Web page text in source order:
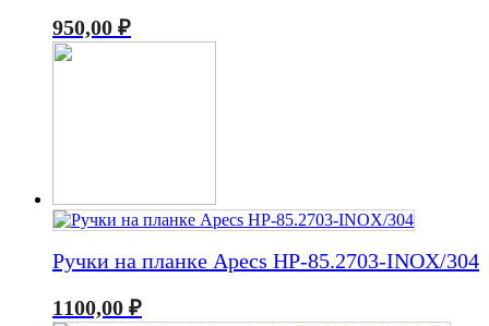
950,00 ₽
Ручки на планке Apecs HP-85.2703-INOX/304
1100,00 ₽